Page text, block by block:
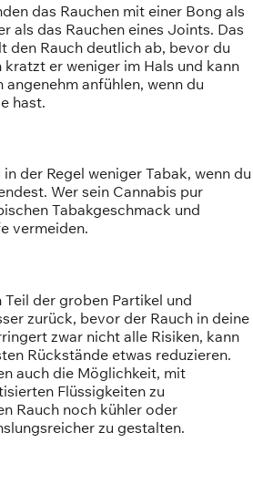
das Rauchen mit einer Bong als
als das Rauchen eines Joints. Das
den Rauch deutlich ab, bevor du
er weniger im Hals und kann
anfühlen, wenn du
hast.
der Regel weniger Tabak, wenn du
Wer sein Cannabis pur
Tabakgeschmack und
vermeiden.
der groben Partikel und
zurück, bevor der Rauch in deine
zwar nicht alle Risiken, kann
Rückstände etwas reduzieren.
auch die Möglichkeit, mit
Flüssigkeiten zu
Rauch noch kühler oder
zu gestalten.